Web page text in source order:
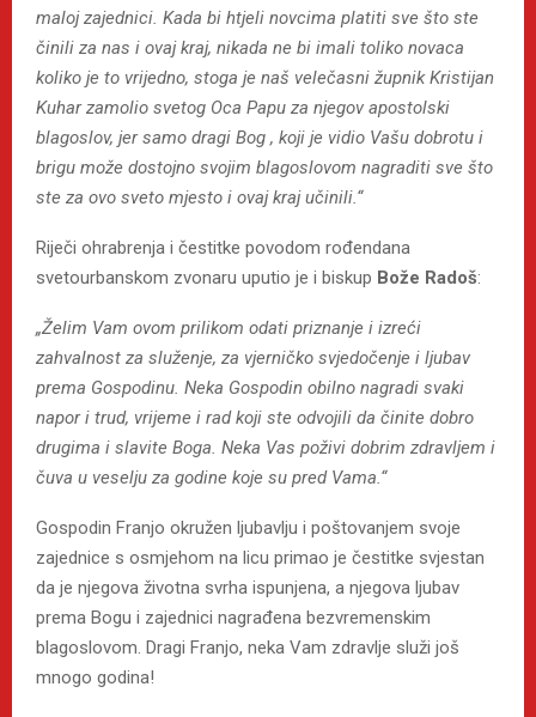
maloj zajednici. Kada bi htjeli novcima platiti sve što ste
činili za nas i ovaj kraj, nikada ne bi imali toliko novaca
koliko je to vrijedno, stoga je naš velečasni župnik Kristijan
Kuhar zamolio svetog Oca Papu za njegov apostolski
blagoslov, jer samo dragi Bog , koji je vidio Vašu dobrotu i
brigu može dostojno svojim blagoslovom nagraditi sve što
ste za ovo sveto mjesto i ovaj kraj učinili.“
Riječi ohrabrenja i čestitke povodom rođendana
svetourbanskom zvonaru uputio je i biskup Bože Radoš:
„Želim Vam ovom prilikom odati priznanje i izreći
zahvalnost za služenje, za vjerničko svjedočenje i ljubav
prema Gospodinu. Neka Gospodin obilno nagradi svaki
napor i trud, vrijeme i rad koji ste odvojili da činite dobro
drugima i slavite Boga. Neka Vas poživi dobrim zdravljem i
čuva u veselju za godine koje su pred Vama.“
Gospodin Franjo okružen ljubavlju i poštovanjem svoje
zajednice s osmjehom na licu primao je čestitke svjestan
da je njegova životna svrha ispunjena, a njegova ljubav
prema Bogu i zajednici nagrađena bezvremenskim
blagoslovom. Dragi Franjo, neka Vam zdravlje služi još
mnogo godina!